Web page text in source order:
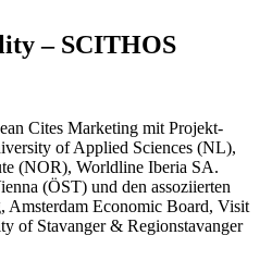
– SCITHOS
Cites Marketing mit Projekt-
of Applied Sciences (NL),
(NOR), Worldline Iberia SA.
(ÖST) und den assoziierten
Amsterdam Economic Board, Visit
of Stavanger & Regionstavanger